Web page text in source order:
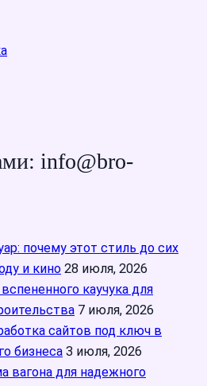
info@bro-
почему этот стиль до сих
и кино 28 июля, 2026
каучука для
7 июля, 2026
сайтов под ключ в
бизнеса 3 июля, 2026
вагона для надежного